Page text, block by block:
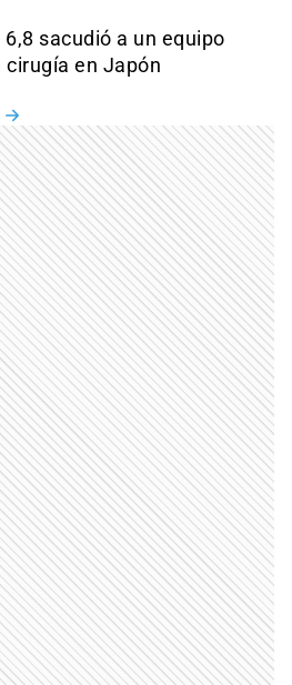
sacudió a un equipo
cirugía en Japón